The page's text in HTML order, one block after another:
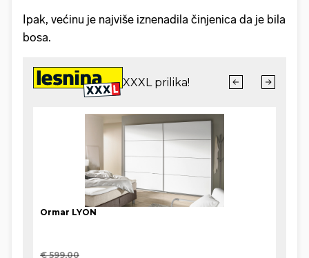
Ipak, većinu je najviše iznenadila činjenica da je bila
bosa.